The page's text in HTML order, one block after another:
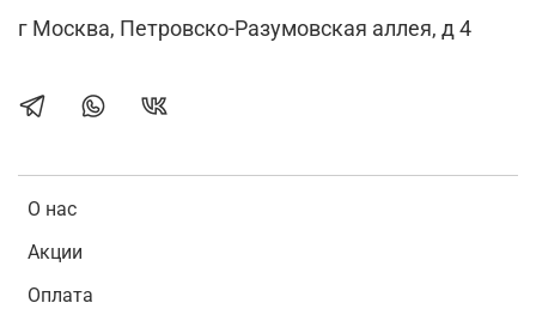
О нас
Акции
Оплата
г Москва, Петровско-Разумовская аллея, д 4